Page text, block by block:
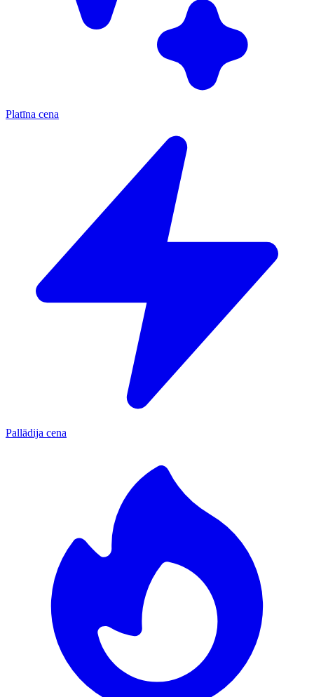
Platīna cena
Pallādija cena